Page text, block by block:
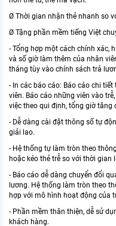
Ø Thời gian nhận thẻ nhanh so
Ø Tặng phần mềm tiếng Việt
- Tổng hợp một cách chính xác,
và số giờ làm thêm của nhân
tháng tùy vào chính sách trả
- In các báo cáo: Báo cáo chi
viên. Báo cáo những viên vào
việc theo qui định, tổng giờ tăng
- Dễ dàng cài đặt thông số tự
giải lao.
- Hệ thống tự làm tròn theo
hoặc kéo thẻ trễ so với thời gian
- Báo cáo dễ dàng chuyển đổi
lương. Hệ thống làm tròn theo
hợp với mô hình hoạt động của
- Phần mềm thân thiện, dễ sử
khách hàng.